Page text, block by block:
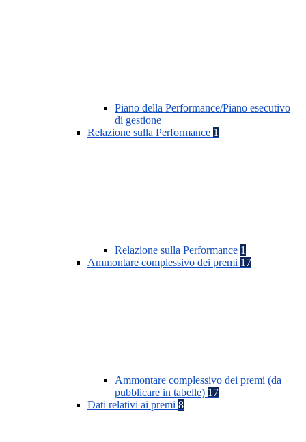
Piano della Performance/Piano esecutivo
di gestione
Relazione sulla Performance 1
Relazione sulla Performance 1
Ammontare complessivo dei premi 17
Ammontare complessivo dei premi (da
pubblicare in tabelle) 17
Dati relativi ai premi 8